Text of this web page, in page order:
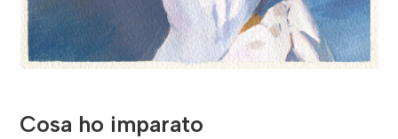
Cosa ho imparato